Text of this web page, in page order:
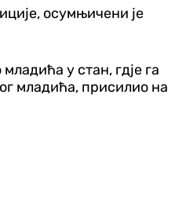
осумњичени је
у стан, гдје га
младића, присилио на